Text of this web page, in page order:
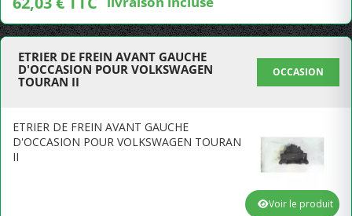
ETRIER DE FREIN AVANT GAUCHE
D'OCCASION POUR VOLKSWAGEN
TOURAN II
OCCASION
ETRIER DE FREIN AVANT GAUCHE
D'OCCASION POUR VOLKSWAGEN TOURAN
II
Voir le produit